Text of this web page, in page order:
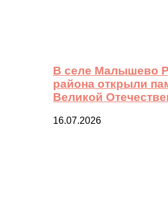
В селе Малышево
района открыли
Великой
16.07.2026